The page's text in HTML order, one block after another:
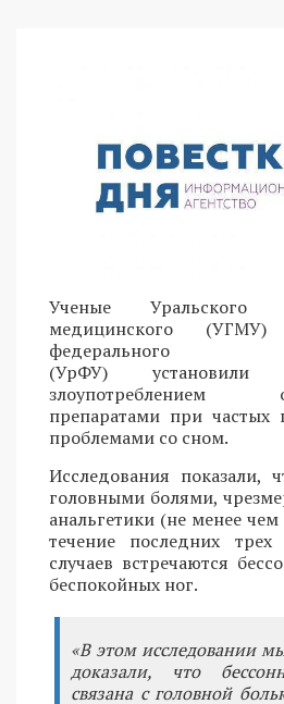
Ученые Уральского
медицинского
федерального
(УрФУ)
злоупотреблением
препаратами при частых
проблемами со сном.
Исследования показали,
головными болями,
анальгетики (не менее
течение последних
случаев встречаются
беспокойных ног.
«В этом исследовании
доказали, что
связана с головной